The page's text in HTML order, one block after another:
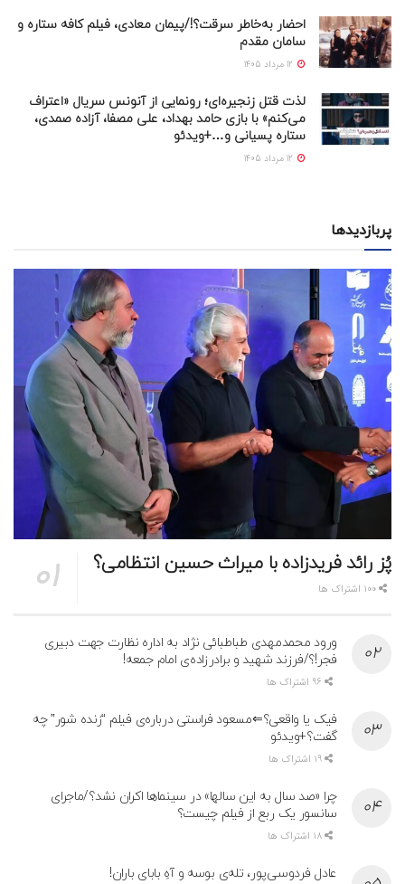
احضار به‌خاطر سرقت؟!/پیمان معادی، فیلم کافه ستاره و
سامان مقدم
لذت قتل زنجیره‌ای؛ رونمایی از آنونس سریال «اعتراف
می‌کنم» با بازی حامد بهداد، علی مصفا، آزاده صمدی،
ستاره پسیانی و…+ویدئو
پربازدیدها
پُز رائد فریدزاده با میراث حسین انتظامی؟
ورود محمدمهدی طباطبائی نژاد به اداره نظارت جهت دبیری
فجر!؟/فرزند شهید و برادرزاده‌ی امام جمعه!
فیک یا واقعی؟⇐مسعود فراستی درباره‌ی فیلم “زنده شور” چه
گفت؟+ویدئو
چرا «صد سال به این سالها» در سینماها اکران نشد؟/ماجرای
سانسور یک ربع از فیلم چیست؟
عادل فردوسی‌پور، تله‌ی بوسه و آهِ بابای باران!